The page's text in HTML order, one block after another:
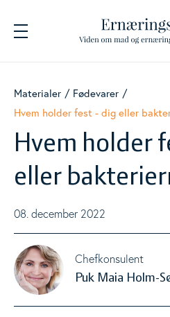
Navigation
Fødevarer
Energi og næringsstoffer
Beregnere
Livsstil
Materialer
Fødevarer
Hvem holder fest - dig eller
Hvem holder
eller
08. december 2022
Chefkonsulent
Puk Maia Holm-